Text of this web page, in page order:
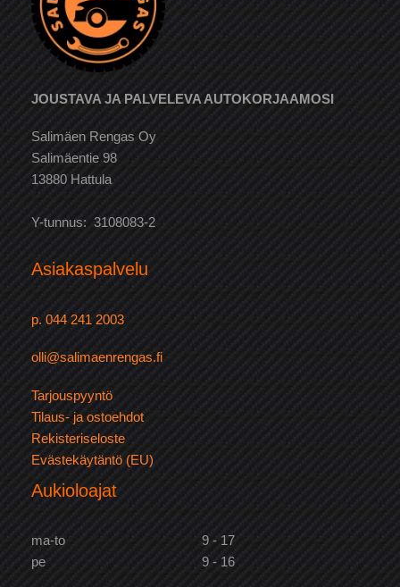
JOUSTAVA JA PALVELEVA AUTOKORJAAMOSI
Salimäen Rengas Oy
Salimäentie 98
13880 Hattula
Y-tunnus: 3108083-2
Asiakaspalvelu
p. 044 241 2003
olli@salimaenrengas.fi
Tarjouspyyntö
Tilaus- ja ostoehdot
Rekisteriseloste
Evästekäytäntö (EU)
Aukioloajat
ma-to
9 - 17
pe
9 - 16